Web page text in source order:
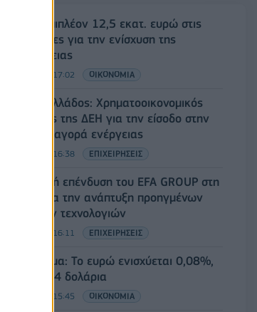
ΥΠΑΑΤ: Επιπλέον 12,5 εκατ. ευρώ στις
Περιφέρειες για την ενίσχυση της
βιοασφάλειας
07/08/2026 - 17:02 ΟΙΚΟΝΟΜΙΑ
Deloitte Ελλάδος: Χρηματοοικονομικός
σύμβουλος της ΔΕΗ για την είσοδο στην
πολωνική αγορά ενέργειας
07/08/2026 - 16:38 ΕΠΙΧΕΙΡΗΣΕΙΣ
Στρατηγική επένδυση του EFA GROUP στη
Fractal για την ανάπτυξη προηγμένων
αμυντικών τεχνολογιών
07/08/2026 - 16:11 ΕΠΙΧΕΙΡΗΣΕΙΣ
Συνάλλαγμα: Το ευρώ ενισχύεται 0,08%,
στα 1,1534 δολάρια
07/08/2026 - 15:45 ΟΙΚΟΝΟΜΙΑ